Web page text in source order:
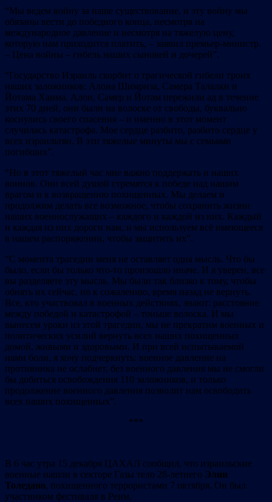
“Мы ведем войну за наше существование, и эту войну мы
обязаны вести до победного конца, несмотря на
международное давление и несмотря на тяжелую цену,
которую нам приходится платить, – заявил премьер-министр.
– Цена войны – гибель наших сыновей и дочерей”.
“Государство Израиль скорбит о трагической гибели троих
наших заложников: Алона Шимриза, Самера Талалки и
Йотама Хаима. Алон, Самер и Йотам пережили ад в течение
этих 70 дней, они были на волоске от свободы, буквально
коснулись своего спасения – и именно в этот момент
случилась катастрофа. Мое сердце разбито, разбито сердце у
всех израильтян. В эти тяжелые минуты мы с семьями
погибших”.
“Но в этот тяжелый час мне важно поддержать и наших
воинов. Они всей душой стремятся к победе над нашим
врагом и к возвращению похищенных. Мы делаем и
продолжим делать все возможное, чтобы сохранить жизни
наших военнослужащих – каждого и каждой из них. Каждый
и каждая из них дороги нам, и мы используем всё имеющееся
в нашем распоряжении, чтобы защитить их”.
“С момента трагедии меня не оставляет одна мысль. Что бы
было, если бы только что-то произошло иначе. И я уверен, все
вы разделяете эту мысль. Мы были так близко к тому, чтобы
обнять их сейчас, но к сожалению, время назад не вернуть.
Все, кто участвовал в военных действиях, знают: расстояние
между победой и катастрофой – тоньше волоска. И мы
вынесем уроки из этой трагедии, мы не прекратим военных и
политических усилий вернуть всех наших похищенных
домой, живыми и здоровыми. И при всей испытываемой
нами боли, я хочу подчеркнуть: военное давление на
противника не ослабнет, без военного давления мы не смогли
бы добиться освобождения 110 заложников, и только
продолжение военного давления позволит нам освободить
всех наших похищенных”.
***
В 6 час утра 15 декабря ЦАХАЛ сообщил, что израильские
военные нашли в секторе Газы тело 28-летнего Элии
Толедано, похищенного террористами 7 октября. Он был
участником фестиваля в Реим.